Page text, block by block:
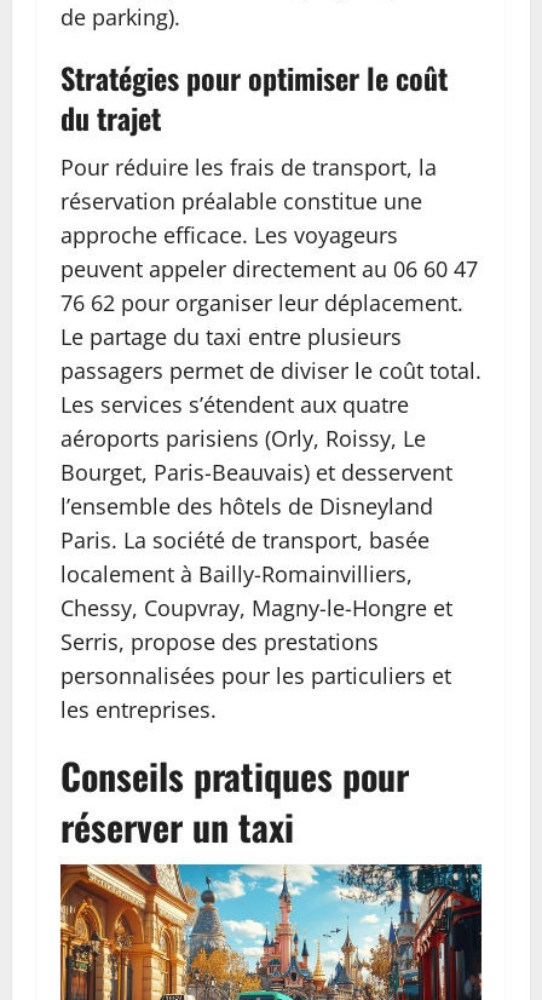
de parking).
Stratégies pour optimiser le coût
du trajet
Pour réduire les frais de transport, la
réservation préalable constitue une
approche efficace. Les voyageurs
peuvent appeler directement au 06 60 47
76 62 pour organiser leur déplacement.
Le partage du taxi entre plusieurs
passagers permet de diviser le coût total.
Les services s’étendent aux quatre
aéroports parisiens (Orly, Roissy, Le
Bourget, Paris-Beauvais) et desservent
l’ensemble des hôtels de Disneyland
Paris. La société de transport, basée
localement à Bailly-Romainvilliers,
Chessy, Coupvray, Magny-le-Hongre et
Serris, propose des prestations
personnalisées pour les particuliers et
les entreprises.
Conseils pratiques pour
réserver un taxi